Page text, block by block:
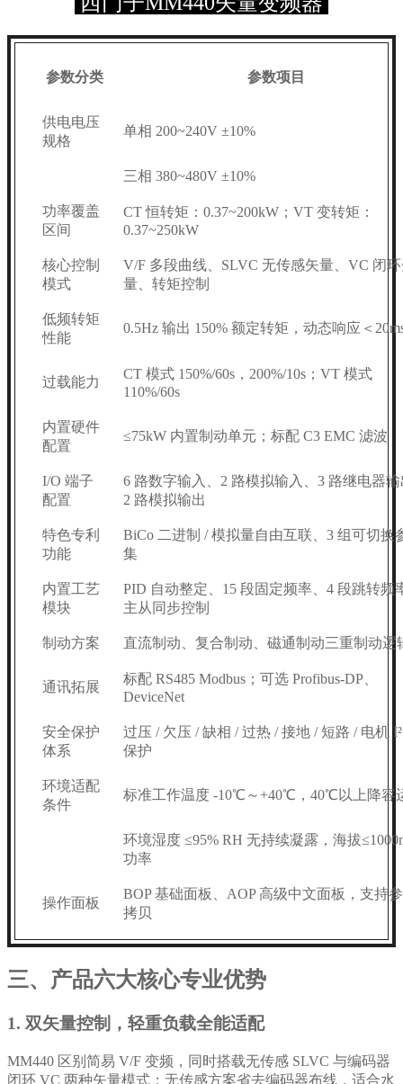
参数分类 参数项目
供电电压
规格
单相 200~240V ±10%
三相 380~480V ±10%
功率覆盖
区间
CT 恒转矩：0.37~200kW；VT 变转矩：
0.37~250kW
核心控制
模式
V/F 多段曲线、SLVC 无传感矢量、VC 闭
量、转矩控制
低频转矩
性能
0.5Hz 输出 150% 额定转矩，动态响应＜
过载能力
CT 模式 150%/60s，200%/10s；VT 模式
110%/60s
内置硬件
配置
≤75kW 内置制动单元；标配 C3 EMC 滤波
I/O 端子
配置
6 路数字输入、2 路模拟输入、3 路继电器
2 路模拟输出
特色专利
功能
BiCo 二进制 / 模拟量自由互联、3 组可切换
集
内置工艺
模块
PID 自动整定、15 段固定频率、4 段跳转频
主从同步控制
制动方案 直流制动、复合制动、磁通制动三重制动逻
通讯拓展
标配 RS485 Modbus；可选 Profibus-DP、
DeviceNet
安全保护
体系
过压 / 欠压 / 缺相 / 过热 / 接地 / 短路 / 电机
保护
环境适配
条件
标准工作温度 -10℃～+40℃，40℃以上降容
环境湿度 ≤95% RH 无持续凝露，海拔
功率
操作面板
BOP 基础面板、AOP 高级中文面板，支持
拷贝
三、产品六大核心专业优势
1. 双矢量控制，轻重负载全能适配
MM440 区别简易 V/F 变频，同时搭载无传感 SLVC 与编码器
闭环 VC 两种矢量模式：无传感方案省去编码器布线，适合水